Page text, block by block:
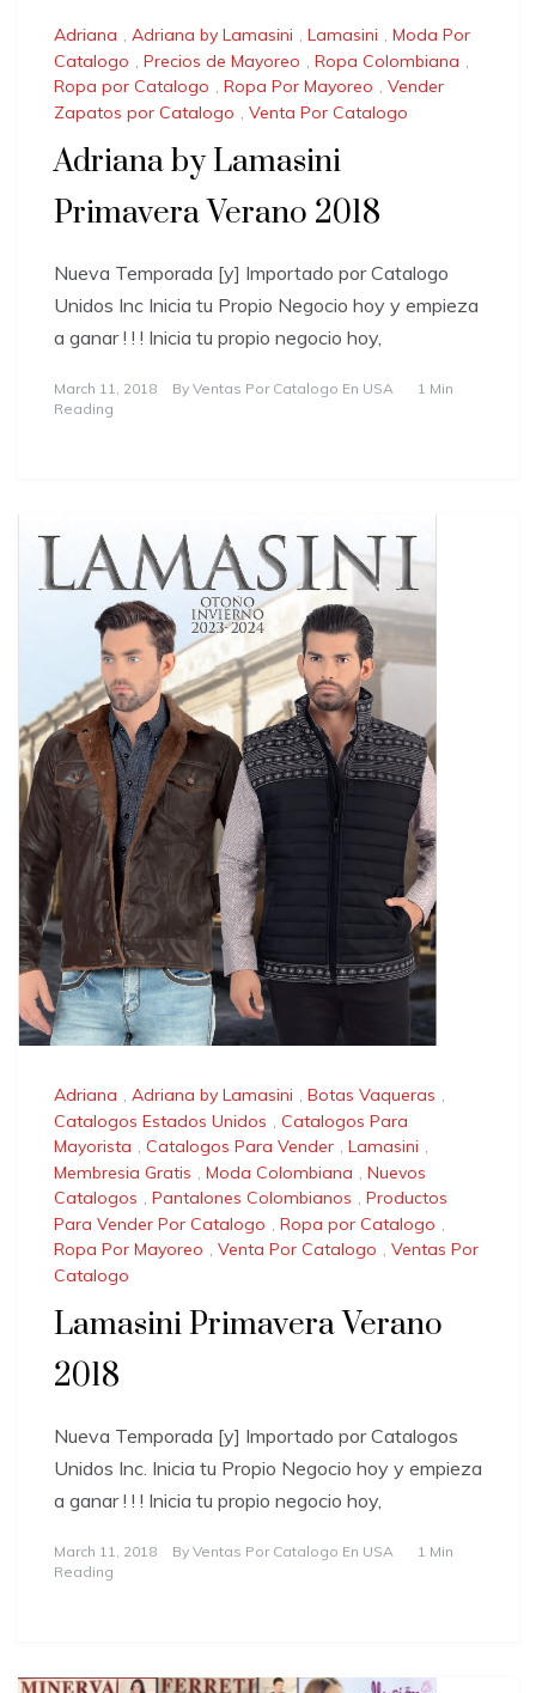
Adriana , Adriana by Lamasini , Lamasini , Moda Por
Catalogo , Precios de Mayoreo , Ropa Colombiana ,
Ropa por Catalogo , Ropa Por Mayoreo , Vender
Zapatos por Catalogo , Venta Por Catalogo
Adriana by Lamasini
Primavera Verano 2018
Nueva Temporada [y] Importado por Catalogo
Unidos Inc Inicia tu Propio Negocio hoy y empieza
a ganar ! ! ! Inicia tu propio negocio hoy,
March 11, 2018 By Ventas Por Catalogo En USA
1 Min
Reading
Adriana , Adriana by Lamasini , Botas Vaqueras ,
Catalogos Estados Unidos , Catalogos Para
Mayorista , Catalogos Para Vender , Lamasini ,
Membresia Gratis , Moda Colombiana , Nuevos
Catalogos , Pantalones Colombianos , Productos
Para Vender Por Catalogo , Ropa por Catalogo ,
Ropa Por Mayoreo , Venta Por Catalogo , Ventas Por
Catalogo
Lamasini Primavera Verano
2018
Nueva Temporada [y] Importado por Catalogos
Unidos Inc. Inicia tu Propio Negocio hoy y empieza
a ganar ! ! ! Inicia tu propio negocio hoy,
March 11, 2018 By Ventas Por Catalogo En USA
1 Min
Reading